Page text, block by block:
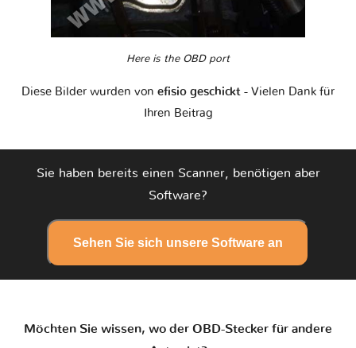
Here is the OBD port
Diese Bilder wurden von efisio geschickt - Vielen Dank für
Ihren Beitrag
Sie haben bereits einen Scanner, benötigen aber
Software?
Sehen Sie sich unsere Software an
Möchten Sie wissen, wo der OBD-Stecker für andere